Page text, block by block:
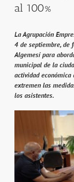
al 100%
La Agrupación
4 de septiembre, de
Algemesí para
municipal de la
actividad
extremen las
los asistentes.